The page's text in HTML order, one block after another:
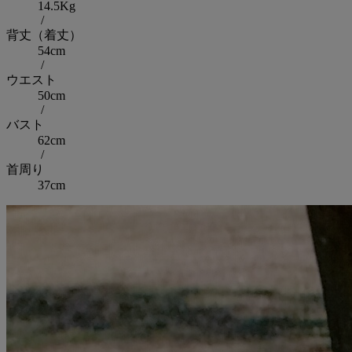
14.5Kg
/
背丈（着丈）
54cm
/
ウエスト
50cm
/
バスト
62cm
/
首周り
37cm